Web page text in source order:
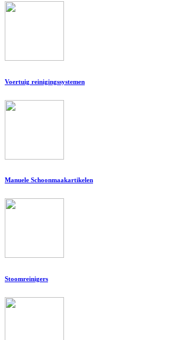
Voertuig reinigingssystemen
Manuele Schoonmaakartikelen
Stoomreinigers